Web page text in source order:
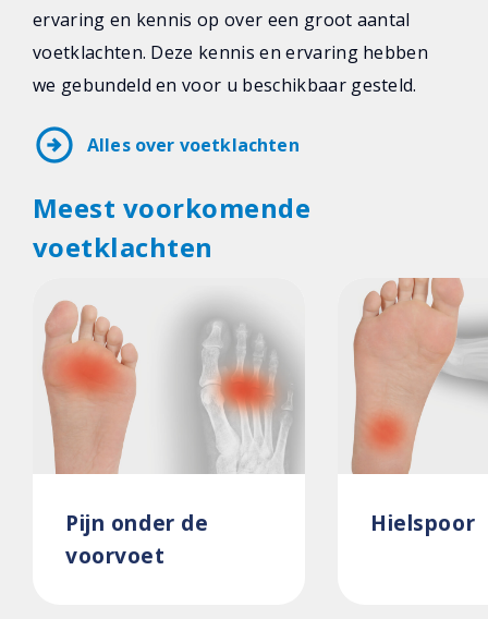
ervaring en kennis op over een groot aantal
voetklachten. Deze kennis en ervaring hebben
we gebundeld en voor u beschikbaar gesteld.
arrow_circle_right Alles over voetklachten
Meest voorkomende
voetklachten
Pijn onder de
voorvoet
Hielspoor